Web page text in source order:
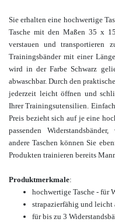
Sie erhalten eine hochwertige
Tasche mit den Maßen 35 x
verstauen und
Trainingsbänder mit einer
wird in der Farbe Schwarz
abwaschbar. Durch den
jederzeit leicht öffnen und
Ihrer Trainingsutensilien.
Preis bezieht sich auf je eine
passenden
andere Taschen können Sie
Produkten trainieren bereits
Produktmerkmale:
hochwertige Tasche - für
strapazierfähig und leicht
für bis zu 3